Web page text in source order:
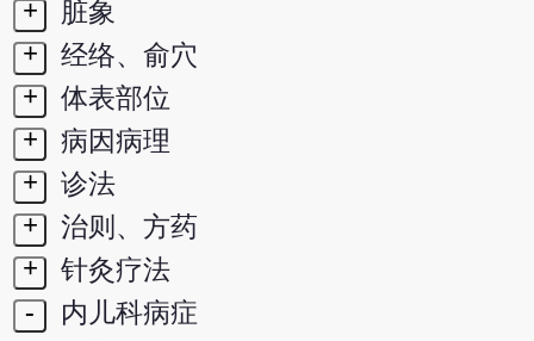
+
脏象
+
经络、俞穴
+
体表部位
+
病因病理
+
诊法
+
治则、方药
+
针灸疗法
-
内儿科病症